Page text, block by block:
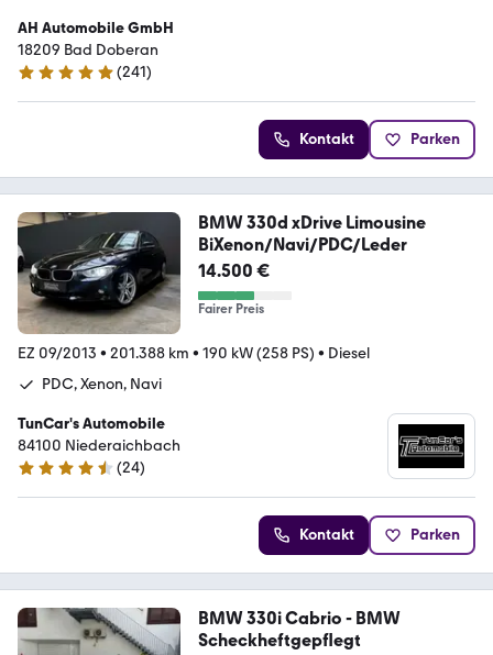
AH Automobile GmbH
18209 Bad Doberan
4.8 Sterne
(241)
Kontakt Parken
BMW 330d xDrive Limousine
BiXenon/Navi/PDC/Leder
14.500 €
Fairer Preis
EZ 09/2013 • 201.388 km • 190 kW (258 PS) • Diesel
PDC, Xenon, Navi
TunCar's Automobile
84100 Niederaichbach
4.7 Sterne
(24)
Kontakt Parken
BMW 330i Cabrio - BMW
Scheckheftgepflegt